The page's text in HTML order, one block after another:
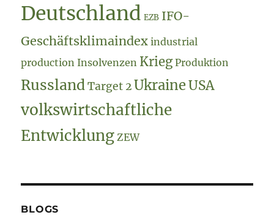
Deutschland EZB IFO-
Geschäftsklimaindex industrial
production Insolvenzen Krieg Produktion
Russland Target 2 Ukraine USA
volkswirtschaftliche
Entwicklung ZEW
BLOGS